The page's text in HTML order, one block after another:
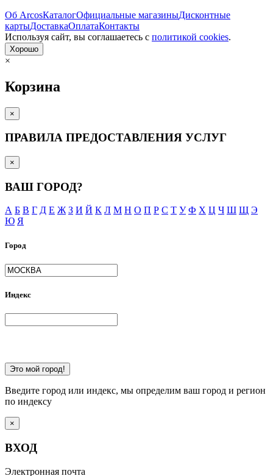
Об ArcosКаталогОфициальные магазиныДисконтные
картыДоставкаОплатаКонтакты
Используя сайт, вы согла­шаетесь с политикой cookies.
Хорошо
×
Корзина
×
ПРАВИЛА ПРЕДОСТАВЛЕНИЯ УСЛУГ
×
ВАШ ГОРОД?
А Б В Г Д Е Ж З И Й К Л М Н О П Р С Т У Ф Х Ц Ч Ш Щ Э
Ю Я
Город
Индекс
Это мой город!
Введите город или индекс, мы определим ваш город и регион
по индексу
×
ВХОД
Электронная почта